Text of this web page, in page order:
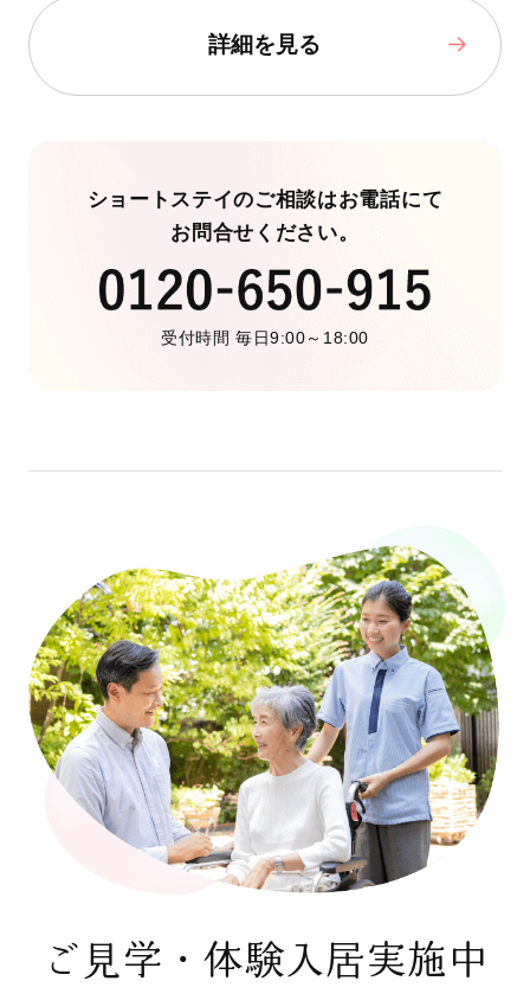
詳細を見る
ショートステイのご相談はお電話にて
お問合せください。
受付時間 毎日9:00～18:00
ご見学・体験入居実施中